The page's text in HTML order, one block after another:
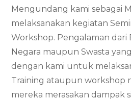
Mengundang kami sebagai
melaksanakan kegiatan
Workshop. Pengalaman dari
Negara maupun Swasta
dengan kami untuk
Training ataupun workshop
mereka merasakan dampak